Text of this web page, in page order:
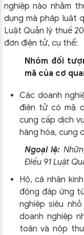
nghiệp nào nhằm
dụng mà pháp luật
Luật Quản lý thuế
đơn điện tử, cụ thể:
Nhóm đối
mã của cơ
Các doanh
điện tử có mã
cung cấp dịch
hàng hóa, cung
Ngoại lệ:
Điều 91 Luật
Hộ, cá nhân
động đáp ứng
nghiệp siêu
doanh nghiệp
toán và nộp